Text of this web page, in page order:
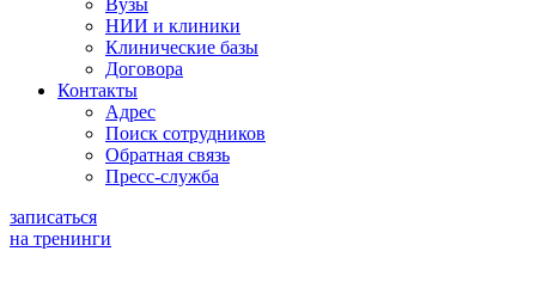
Вузы
НИИ и клиники
Клинические базы
Договора
Контакты
Адрес
Поиск сотрудников
Обратная связь
Пресс-служба
записаться
на тренинги